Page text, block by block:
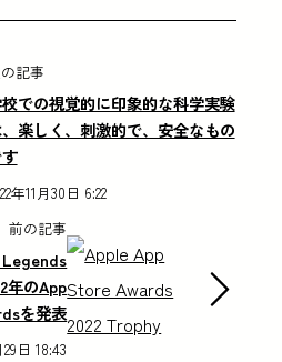
記事
での視覚的に印象的な科学実験
、楽しく、刺激的で、安全なもの
年11月30日 6:22
前の記事
年のApp
を発表
29日 18:43